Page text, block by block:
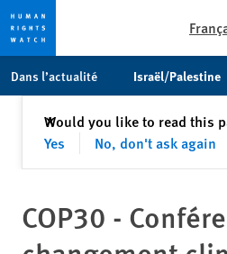
toto
content
Dans l’actualité Israël/Palestine
Would you like to read this
Yes
No, don't ask again
✕Fermer
COP30 -